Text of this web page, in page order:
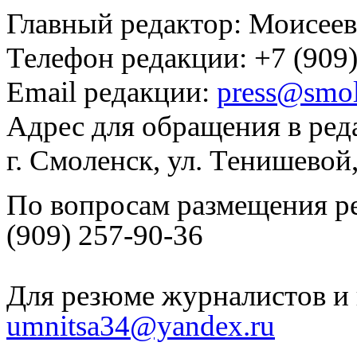
Главный редактор:
Телефон редакции: +7
Email редакции:
Адрес для обращения в
г. Смоленск, ул.
По вопросам размещения
(909) 257-90-36
Для резюме журналистов и
umnitsa34@yandex.ru